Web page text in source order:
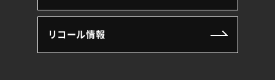
リコール情報